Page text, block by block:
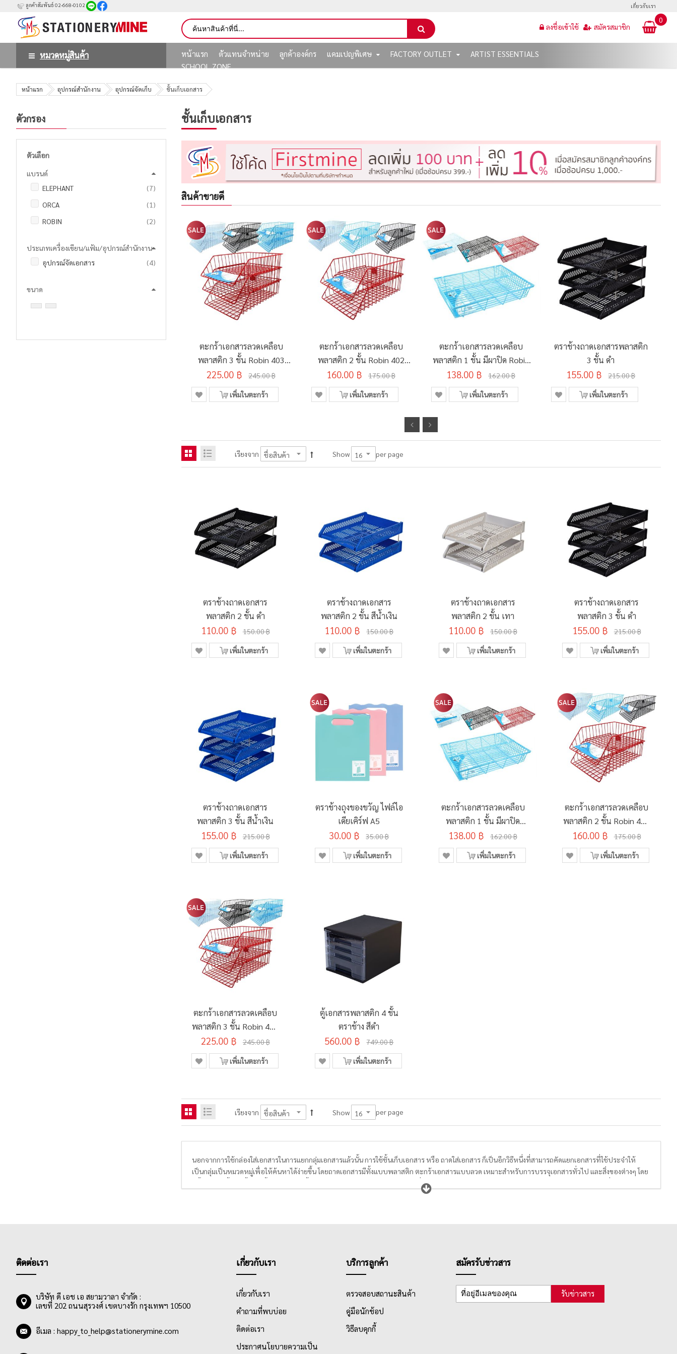
ลูกค้าสัมพันธ์ 02-668-0102 เกี่ยวกับเรา
0
ลงชื่อเข้าใช้ สมัครสมาชิก
หมวดหมู่สินค้า หน้าแรก ตัวแทนจำหน่าย ลูกค้าองค์กร แคมเปญพิเศษ FACTORY OUTLET
ARTIST ESSENTIALS
SCHOOL ZONE
หน้าแรก อุปกรณ์สำนักงาน อุปกรณ์จัดเก็บ ชั้นเก็บเอกสาร
ชั้นเก็บเอกสาร
สินค้าขายดี
ตะกร้าเอกสารลวดเคลือบ
พลาสติก 3 ชั้น Robin 403
คละสี
225.00 ฿ 245.00 ฿
เพิ่มในตะกร้า
ตะกร้าเอกสารลวดเคลือบ
พลาสติก 2 ชั้น Robin 402
คละสี
160.00 ฿ 175.00 ฿
เพิ่มในตะกร้า
ตะกร้าเอกสารลวดเคลือบ
พลาสติก 1 ชั้น มีผาปิด Robin
400 คละสี
138.00 ฿ 162.00 ฿
เพิ่มในตะกร้า
ตราช้างถาดเอกสารพลาสติก
3 ชั้น ดำ
155.00 ฿ 215.00 ฿
เพิ่มในตะกร้า
เรียงจาก Show per page
ตราช้างถาดเอกสาร
พลาสติก 2 ชั้น ดำ
110.00 ฿ 150.00 ฿
เพิ่มในตะกร้า
ตราช้างถาดเอกสาร
พลาสติก 2 ชั้น สีน้ำเงิน
110.00 ฿ 150.00 ฿
เพิ่มในตะกร้า
ตราช้างถาดเอกสาร
พลาสติก 2 ชั้น เทา
110.00 ฿ 150.00 ฿
เพิ่มในตะกร้า
ตราช้างถาดเอกสาร
พลาสติก 3 ชั้น ดำ
155.00 ฿ 215.00 ฿
เพิ่มในตะกร้า
ตราช้างถาดเอกสาร
พลาสติก 3 ชั้น สีน้ำเงิน
155.00 ฿ 215.00 ฿
เพิ่มในตะกร้า
ตราช้างถุงของขวัญ ไฟล์ไอ
เดียเคิร์ฟ A5
30.00 ฿ 35.00 ฿
เพิ่มในตะกร้า
ตะกร้าเอกสารลวดเคลือบ
พลาสติก 1 ชั้น มีผาปิด
Robin 400 คละสี
138.00 ฿ 162.00 ฿
เพิ่มในตะกร้า
ตะกร้าเอกสารลวดเคลือบ
พลาสติก 2 ชั้น Robin 402
คละสี
160.00 ฿ 175.00 ฿
เพิ่มในตะกร้า
ตะกร้าเอกสารลวดเคลือบ
พลาสติก 3 ชั้น Robin 403
คละสี
225.00 ฿ 245.00 ฿
เพิ่มในตะกร้า
ตู้เอกสารพลาสติก 4 ชั้น
ตราช้าง สีดำ
560.00 ฿ 749.00 ฿
เพิ่มในตะกร้า
เรียงจาก Show per page
นอกจากการใช้กล่องใส่เอกสารในการแยกกลุ่มเอกสารแล้วนั้น การใช้ชั้นเก็บเอกสาร หรือ ถาดใส่เอกสาร ก็เป็นอีกวิธีหนึ่งที่สามารถคัดแยกเอกสารที่ใช้ประจำให้
เป็นกลุ่มเป็นหมวดหมู่เพื่อให้ค้นหาได้ง่ายขึ้น โดยถาดเอกสารมีทั้งแบบพลาสติก ตะกร้าเอกสารแบบลวด เหมาะสำหรับการบรรจุเอกสารทั่วไป และสิ่งของต่างๆ โดย
มีทั้งแบบ 2 ชั้น, 3 ชั้น , 4 ชั้น ไปจนถึง 5 ชั้น ทำให้สะดวกต่อการใช้งานด้วยขนาดที่สามารถวางหรือเก็บเอกสารได้ในจำนวนมาก วัสดุแข็งแรง ทนทาน ซึ่งส่งผลต่อการ
ตัวกรอง
ตัวเลือก
แบรนด์
ELEPHANT
7รายการ
ORCA
1 ชิ้น
ROBIN
2รายการ
ประเภทเครื่องเขียน/แฟ้ม/อุปกรณ์สำนักงาน
อุปกรณ์จัดเอกสาร
4รายการ
ขนาด
ติดต่อเรา
บริษัท ดี เอช เอ สยามวาลา จำกัด :
เลขที่ 202 ถนนสุรวงศ์ เขตบางรัก กรุงเทพฯ 10500
อีเมล : happy_to_help@stationerymine.com
เกี่ยวกับเรา
เกี่ยวกับเรา
คำถามที่พบบ่อย
ติดต่อเรา
ประกาศนโยบายความเป็น
บริการลูกค้า
ตรวจสอบสถานะสินค้า
คู่มือนักช้อป
วิธีลบคุกกี้
สมัครรับข่าวสาร
รับข่าวสาร